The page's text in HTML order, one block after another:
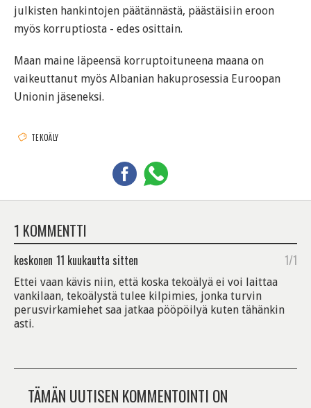
julkisten hankintojen päätännästä, päästäisiin eroon
myös korruptiosta - edes osittain.
Maan maine läpeensä korruptoituneena maana on
vaikeuttanut myös Albanian hakuprosessia Euroopan
Unionin jäseneksi.
TEKOÄLY
1 KOMMENTTI
keskonen 11 kuukautta sitten 1/1
Ettei vaan kävis niin, että koska tekoälyä ei voi laittaa
vankilaan, tekoälystä tulee kilpimies, jonka turvin
perusvirkamiehet saa jatkaa pööpöilyä kuten tähänkin
asti.
TÄMÄN UUTISEN KOMMENTOINTI ON